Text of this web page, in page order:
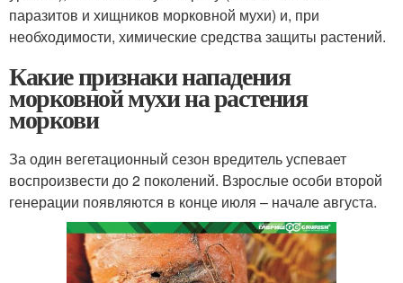
паразитов и хищников морковной мухи) и, при
необходимости, химические средства защиты растений.
Какие признаки нападения
морковной мухи на растения
моркови
За один вегетационный сезон вредитель успевает
воспроизвести до 2 поколений. Взрослые особи второй
генерации появляются в конце июля – начале августа.